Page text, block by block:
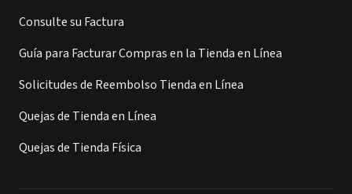
Consulte su Factura
Guía para Facturar Compras en la Tienda en Línea
Solicitudes de Reembolso Tienda en Línea
Quejas de Tienda en Línea
Quejas de Tienda Física